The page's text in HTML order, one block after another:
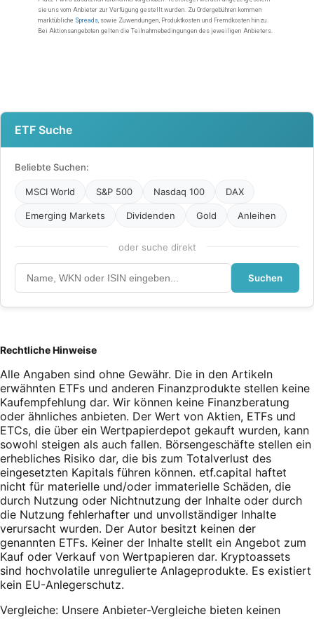
ETF Suche
Beliebte Suchen:
MSCI World S&P 500 Nasdaq 100 DAX
Emerging Markets Dividenden Gold Anleihen
oder suche direkt
Suchen
Rechtliche Hinweise
Alle Angaben sind ohne Gewähr. Die in den Artikeln
erwähnten ETFs und anderen Finanzprodukte stellen keine
Kaufempfehlung dar. Wir können keine Finanzberatung
oder ähnliches anbieten. Der Wert von Aktien, ETFs und
ETCs, die über ein Wertpapierdepot gekauft wurden, kann
sowohl steigen als auch fallen. Börsengeschäfte stellen ein
erhebliches Risiko dar, die bis zum Totalverlust des
eingesetzten Kapitals führen können. etf.capital haftet
nicht für materielle und/oder immaterielle Schäden, die
durch Nutzung oder Nichtnutzung der Inhalte oder durch
die Nutzung fehlerhafter und unvollständiger Inhalte
verursacht wurden. Der Autor besitzt keinen der
genannten ETFs. Keiner der Inhalte stellt ein Angebot zum
Kauf oder Verkauf von Wertpapieren dar. Kryptoassets
sind hochvolatile unregulierte Anlageprodukte. Es existiert
kein EU-Anlegerschutz.
Vergleiche: Unsere Anbieter-Vergleiche bieten keinen